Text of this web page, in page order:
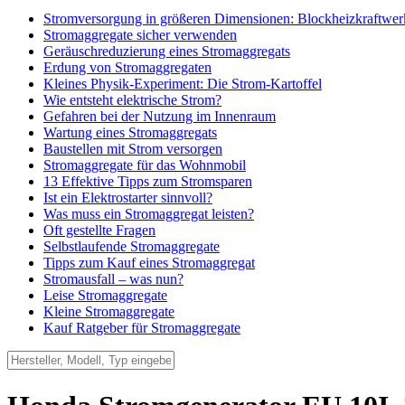
Stromversorgung in größeren Dimensionen:
Stromaggregate sicher verwenden
Geräuschreduzierung eines Stromaggregats
Erdung von Stromaggregaten
Kleines Physik-Experiment: Die Strom-Kartoffel
Wie entsteht elektrische Strom?
Gefahren bei der Nutzung im Innenraum
Wartung eines Stromaggregats
Baustellen mit Strom versorgen
Stromaggregate für das Wohnmobil
13 Effektive Tipps zum Stromsparen
Ist ein Elektrostarter sinnvoll?
Was muss ein Stromaggregat leisten?
Oft gestellte Fragen
Selbstlaufende Stromaggregate
Tipps zum Kauf eines Stromaggregat
Stromausfall – was nun?
Leise Stromaggregate
Kleine Stromaggregate
Kauf Ratgeber für Stromaggregate